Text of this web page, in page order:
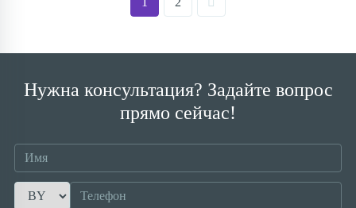
Нужна консультация? Задайте вопрос
прямо сейчас!